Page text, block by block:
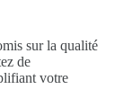
sur la qualité
de
votre